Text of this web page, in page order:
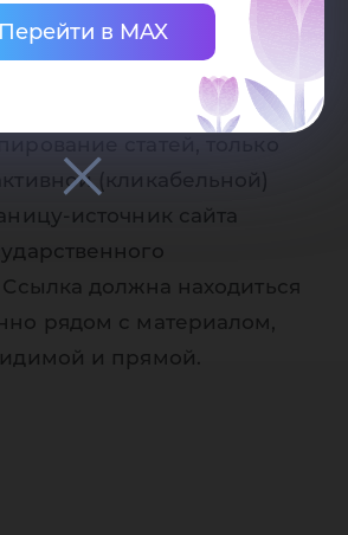
Перейти в MAX
университета
статей, только
(кликабельной)
источник сайта
должна находиться
рядом с материалом,
и прямой.